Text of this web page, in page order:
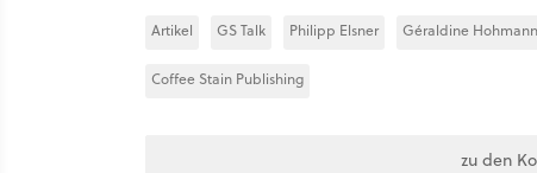
Artikel GS Talk Philipp Elsner Géraldine Hohmann
Coffee Stain Publishing
zu den